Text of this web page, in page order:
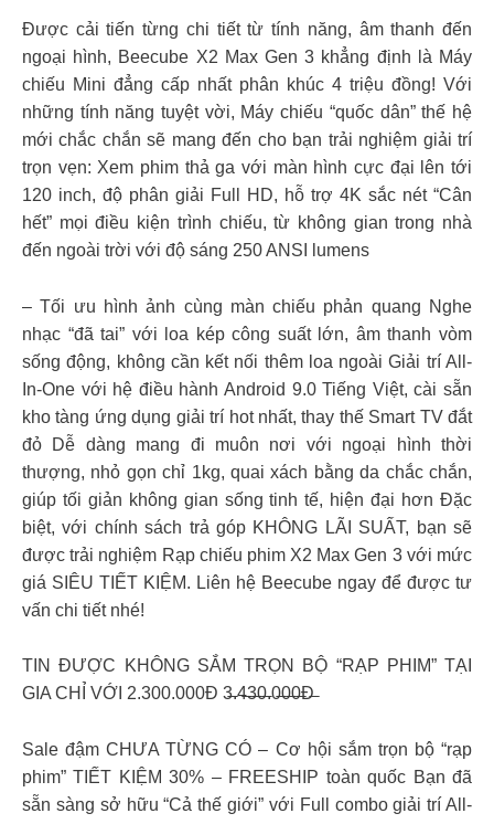
Được cải tiến từng chi tiết từ tính năng, âm thanh đến
ngoại hình, Beecube X2 Max Gen 3 khẳng định là Máy
chiếu Mini đẳng cấp nhất phân khúc 4 triệu đồng! Với
những tính năng tuyệt vời, Máy chiếu “quốc dân” thế hệ
mới chắc chắn sẽ mang đến cho bạn trải nghiệm giải trí
trọn vẹn: Xem phim thả ga với màn hình cực đại lên tới
120 inch, độ phân giải Full HD, hỗ trợ 4K sắc nét “Cân
hết” mọi điều kiện trình chiếu, từ không gian trong nhà
đến ngoài trời với độ sáng 250 ANSI lumens
– Tối ưu hình ảnh cùng màn chiếu phản quang Nghe
nhạc “đã tai” với loa kép công suất lớn, âm thanh vòm
sống động, không cần kết nối thêm loa ngoài Giải trí All-
In-One với hệ điều hành Android 9.0 Tiếng Việt, cài sẵn
kho tàng ứng dụng giải trí hot nhất, thay thế Smart TV đắt
đỏ Dễ dàng mang đi muôn nơi với ngoại hình thời
thượng, nhỏ gọn chỉ 1kg, quai xách bằng da chắc chắn,
giúp tối giản không gian sống tinh tế, hiện đại hơn Đặc
biệt, với chính sách trả góp KHÔNG LÃI SUẤT, bạn sẽ
được trải nghiệm Rạp chiếu phim X2 Max Gen 3 với mức
giá SIÊU TIẾT KIỆM. Liên hệ Beecube ngay để được tư
vấn chi tiết nhé!
TIN ĐƯỢC KHÔNG SẮM TRỌN BỘ “RẠP PHIM” TẠI
GIA CHỈ VỚI 2.300.000Đ 3̶.4̶3̶0̶.0̶0̶0̶Đ̶
Sale đậm CHƯA TỪNG CÓ – Cơ hội sắm trọn bộ “rạp
phim” TIẾT KIỆM 30% – FREESHIP toàn quốc Bạn đã
sẵn sàng sở hữu “Cả thế giới” với Full combo giải trí All-